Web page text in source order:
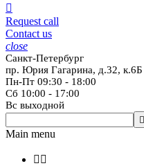

Request call
Contact us
close
Санкт-Петербург
пр. Юрия Гагарина, д.32, к.6Б
Пн-Пт 09:30 - 18:00
Сб 10:00 - 17:00
Вс выходной

Main menu
 